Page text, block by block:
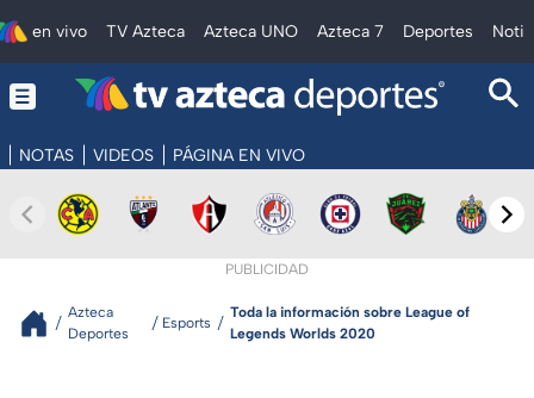
en vivo TV Azteca Azteca UNO Azteca 7 Deportes
NOTAS VIDEOS PÁGINA EN VIVO
PUBLICIDAD
Azteca
Deportes
Esports
Toda la información sobre League of
Legends Worlds 2020